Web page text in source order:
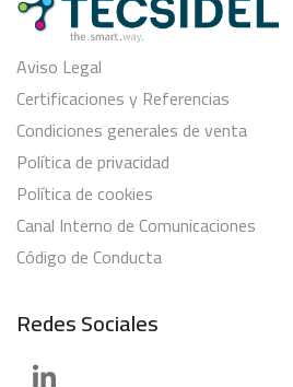
Aviso Legal
Certificaciones y Referencias
Condiciones generales de venta
Política de privacidad
Política de cookies
Canal Interno de Comunicaciones
Código de Conducta
Redes Sociales